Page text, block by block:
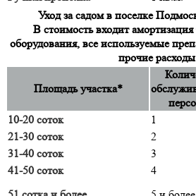
Уход за садом в поселке
В стоимость входит амортизация
оборудования, все используемые
прочие
Площадь участка*
10-20 соток
1
21-30 соток
2
31-40 соток
3
41-50 соток
4